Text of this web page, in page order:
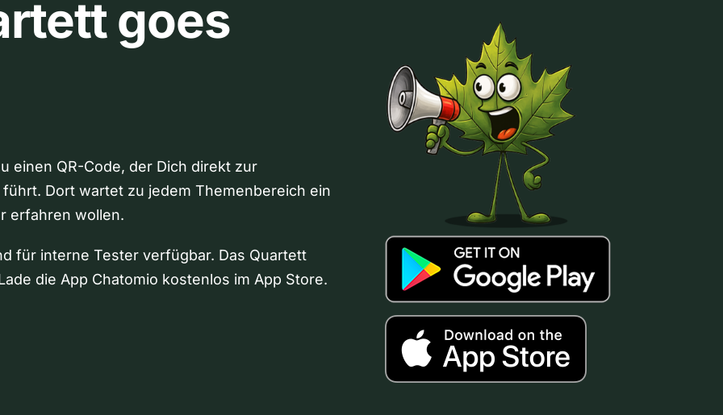
goes
einen QR-Code, der Dich direkt zur
Dort wartet zu jedem Themenbereich ein
erfahren wollen.
für interne Tester verfügbar. Das Quartett
die App Chatomio kostenlos im App Store.